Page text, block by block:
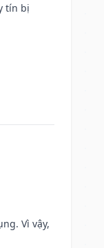
tín bị
Vì vậy,